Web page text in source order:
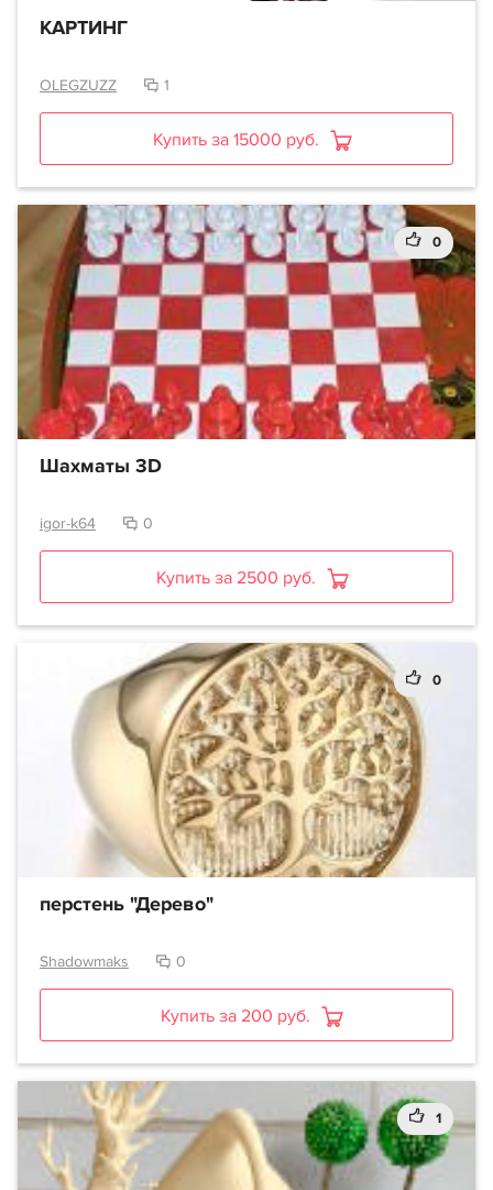
КАРТИНГ
OLEGZUZZ 1
Купить за 15000 руб.
0
Шахматы 3D
igor-k64 0
Купить за 2500 руб.
0
перстень "Дерево"
Shadowmaks 0
Купить за 200 руб.
1